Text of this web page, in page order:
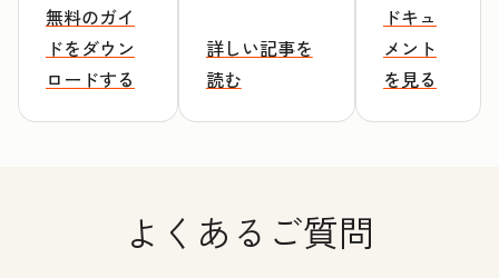
無料のガイ
ドをダウン
ロードする
詳しい記事を
読む
ドキュ
メント
を見る
よくあるご質問